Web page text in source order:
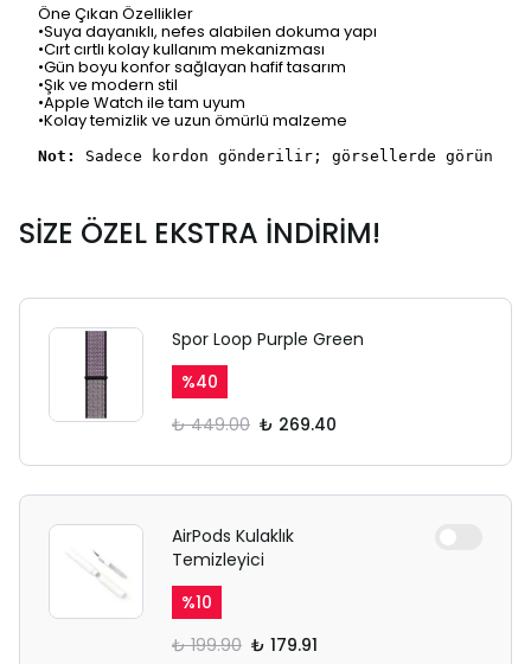
Öne Çıkan Özellikler
•Suya dayanıklı, nefes alabilen dokuma yapı
•Cırt cırtlı kolay kullanım mekanizması
•Gün boyu konfor sağlayan hafif tasarım
•Şık ve modern stil
•Apple Watch ile tam uyum
•Kolay temizlik ve uzun ömürlü malzeme
Not: Sadece kordon gönderilir; görsellerde
SİZE ÖZEL EKSTRA İNDİRİM!
Spor Loop Purple Green
%40
₺ 449.00 ₺ 269.40
AirPods Kulaklık
Temizleyici
%10
₺ 199.90 ₺ 179.91
SAFARİ GİZLİ SEKME
UYARISI
Ödeme ekranı gizli sekmede
açılmayabilir.
sekmesinden giriş yapın.